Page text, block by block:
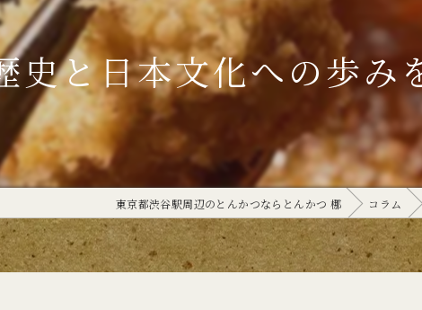
史と日本文化への歩み
東京都渋谷駅周辺のとんかつならとんかつ 梛 コラム